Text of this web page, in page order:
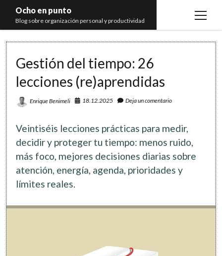
Ocho en punto
Blog sobre organización personal y productividad
open
Libros
Recomendaciones
Gestión del tiempo: 26
lecciones (re)aprendidas
Enrique Benimeli 18.12.2025 Deja un comentario
Veintiséis lecciones prácticas para medir,
decidir y proteger tu tiempo: menos ruido,
más foco, mejores decisiones diarias sobre
atención, energía, agenda, prioridades y
límites reales.